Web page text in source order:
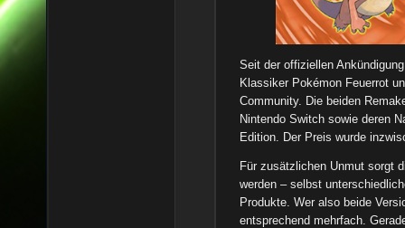
Seit der offiziellen
Klassiker Pokémon Feuerrot
Community. Die beiden
Nintendo Switch sowie deren
Edition. Der Preis wurde
Für zusätzlichen Unmut sorgt
werden – selbst
Produkte. Wer also beide
entsprechend mehrfach.